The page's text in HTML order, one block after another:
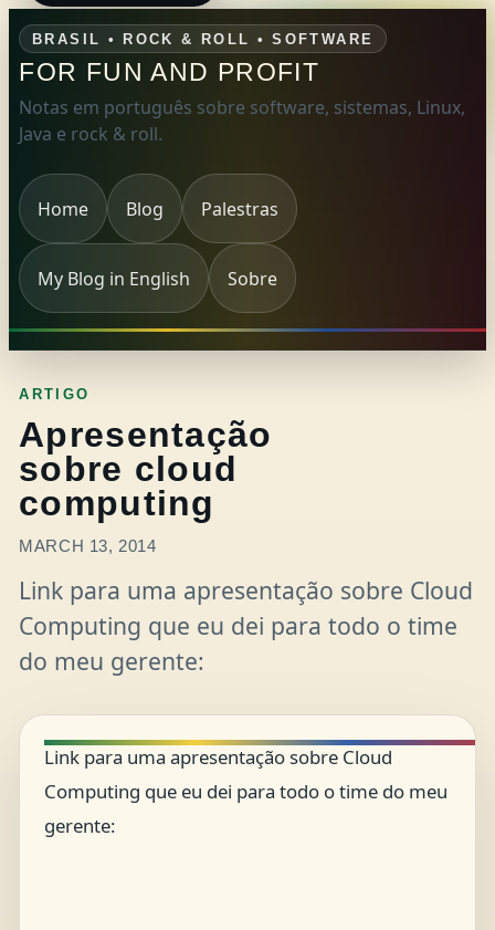
BRASIL • ROCK & ROLL • SOFTWARE
FOR FUN AND PROFIT
Notas em português sobre software, sistemas, Linux,
Java e rock & roll.
Home Blog Palestras
My Blog in English Sobre
ARTIGO
Apresentação
sobre cloud
computing
MARCH 13, 2014
Link para uma apresentação sobre Cloud
Computing que eu dei para todo o time
do meu gerente:
Link para uma apresentação sobre Cloud
Computing que eu dei para todo o time do meu
gerente: